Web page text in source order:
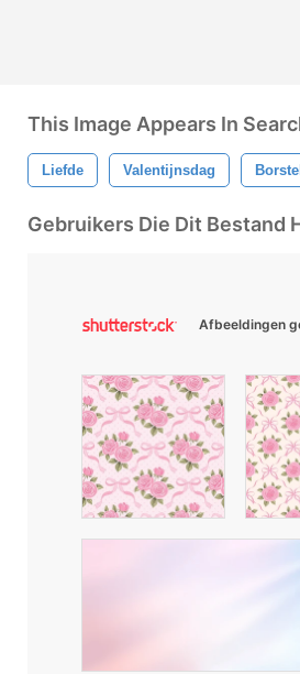
This Image Appears In
Liefde Valentijnsdag Borstel
Gebruikers Die Dit Bestand
Afbeeldingen